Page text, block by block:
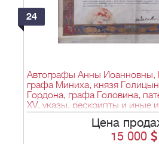
24
Автографы Анны Иоанновны,
графа Миниха, князя
Гордона, графа Головина,
XV, указы, рескрипты и иные
документы из семейного
Полянского и его потомков.
Цена
15 000